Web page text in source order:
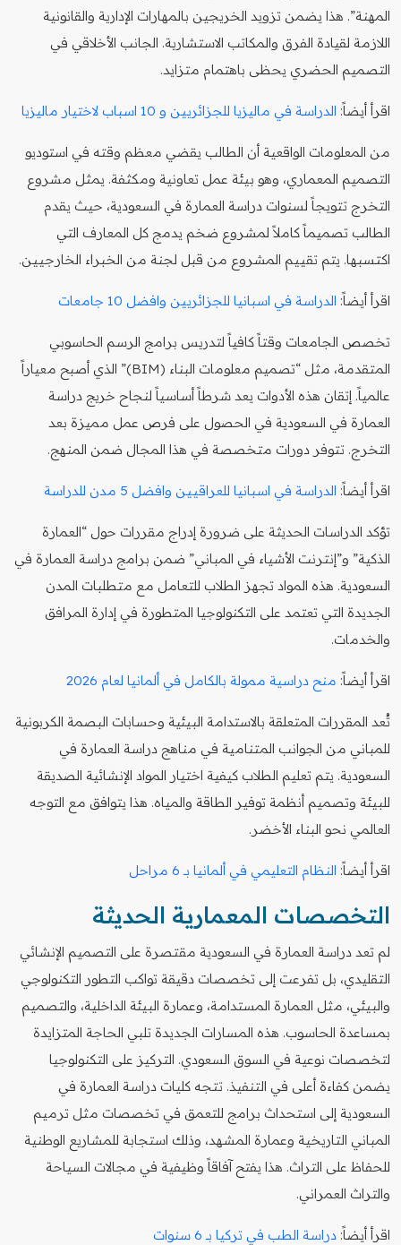
المهنة”. هذا يضمن تزويد الخريجين بالمهارات الإدارية والقانونية
اللازمة لقيادة الفرق والمكاتب الاستشارية. الجانب الأخلاقي في
التصميم الحضري يحظى باهتمام متزايد.
اقرأ أيضاً: الدراسة في ماليزيا للجزائريين و 10 اسباب لاختيار ماليزيا
من المعلومات الواقعية أن الطالب يقضي معظم وقته في استوديو
التصميم المعماري، وهو بيئة عمل تعاونية ومكثفة. يمثل مشروع
التخرج تتويجاً لسنوات دراسة العمارة في السعودية، حيث يقدم
الطالب تصميماً كاملاً لمشروع ضخم يدمج كل المعارف التي
اكتسبها. يتم تقييم المشروع من قبل لجنة من الخبراء الخارجيين.
اقرأ أيضاً: الدراسة في اسبانيا للجزائريين وافضل 10 جامعات
تخصص الجامعات وقتاً كافياً لتدريس برامج الرسم الحاسوبي
المتقدمة، مثل “تصميم معلومات البناء (BIM)” الذي أصبح معياراً
عالمياً. إتقان هذه الأدوات يعد شرطاً أساسياً لنجاح خريج دراسة
العمارة في السعودية في الحصول على فرص عمل مميزة بعد
التخرج. تتوفر دورات متخصصة في هذا المجال ضمن المنهج.
اقرأ أيضاً: الدراسة في اسبانيا للعراقيين وافضل 5 مدن للدراسة
تؤكد الدراسات الحديثة على ضرورة إدراج مقررات حول “العمارة
الذكية” و”إنترنت الأشياء في المباني” ضمن برامج دراسة العمارة في
السعودية. هذه المواد تجهز الطلاب للتعامل مع متطلبات المدن
الجديدة التي تعتمد على التكنولوجيا المتطورة في إدارة المرافق
والخدمات.
اقرأ أيضاً: منح دراسية ممولة بالكامل في ألمانيا لعام 2026
تُعد المقررات المتعلقة بالاستدامة البيئية وحسابات البصمة الكربونية
للمباني من الجوانب المتنامية في مناهج دراسة العمارة في
السعودية. يتم تعليم الطلاب كيفية اختيار المواد الإنشائية الصديقة
للبيئة وتصميم أنظمة توفير الطاقة والمياه. هذا يتوافق مع التوجه
العالمي نحو البناء الأخضر.
اقرأ أيضاً: النظام التعليمي في ألمانيا بـ 6 مراحل
التخصصات المعمارية الحديثة
لم تعد دراسة العمارة في السعودية مقتصرة على التصميم الإنشائي
التقليدي، بل تفرعت إلى تخصصات دقيقة تواكب التطور التكنولوجي
والبيئي، مثل العمارة المستدامة، وعمارة البيئة الداخلية، والتصميم
بمساعدة الحاسوب. هذه المسارات الجديدة تلبي الحاجة المتزايدة
لتخصصات نوعية في السوق السعودي. التركيز على التكنولوجيا
يضمن كفاءة أعلى في التنفيذ. تتجه كليات دراسة العمارة في
السعودية إلى استحداث برامج للتعمق في تخصصات مثل ترميم
المباني التاريخية وعمارة المشهد، وذلك استجابة للمشاريع الوطنية
للحفاظ على التراث. هذا يفتح آفاقاً وظيفية في مجالات السياحة
والتراث العمراني.
اقرأ أيضاً: دراسة الطب في تركيا بـ 6 سنوات